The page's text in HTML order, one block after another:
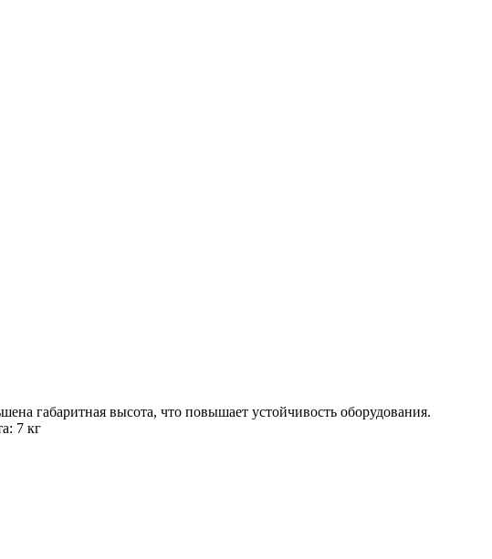
габаритная высота, что повышает устойчивость оборудования.
7 кг